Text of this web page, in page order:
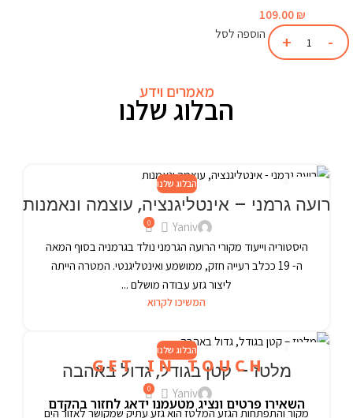
מאמרים וידע
הבלוג שלנו
פבר
הבלוג שלנו
רועה גרמני – אינטליגנציה, עוצמה ונאמנות
Yaniv
0
היסטוריה וייעוד מקורי הרועה הגרמני נולד בגרמניה בסוף המאה
ה- 19 ככלב רעייה חזק, ממושמע ואינטליגנטי. המטרה הייתה
ליצור גזע עבודה מושלם ...
המשיכו לקרוא
הבלוג שלנו
מלטז – קטן בגודל, גדול באהבה
Yaniv
0
מקור והתפתחות הגזע המלטז הוא גזע עתיק שמקושר לאזור הים
G E T I N T O U C H
השאירו פרטים ונציג מטעמנו ידאג לחזור בהקדם